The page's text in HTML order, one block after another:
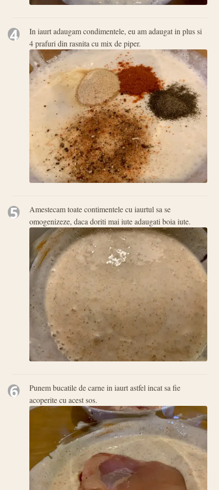
4
In iaurt adaugam condimentele, eu am adaugat in plus si
4 prafuri din rasnita cu mix de piper.
5
Amestecam toate contimentele cu iaurtul sa se
omogenizeze, daca doriti mai iute adaugati boia iute.
6
Punem bucatile de carne in iaurt astfel incat sa fie
acoperite cu acest sos.